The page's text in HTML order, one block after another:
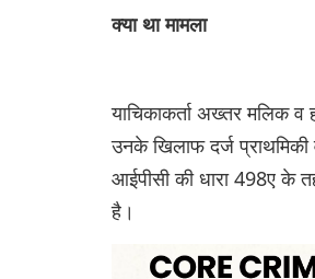
क्या था मामला
याचिकाकर्ता अख्तर मलिक
उनके खिलाफ दर्ज
आईपीसी की धारा 498ए के
है।